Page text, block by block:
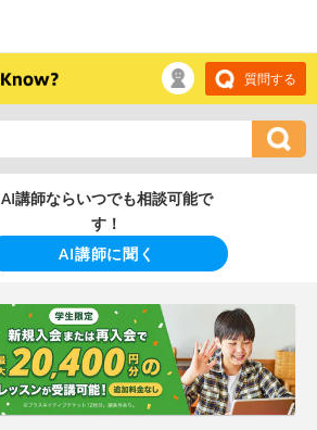
質問する
AI講師ならいつでも相談可能で
す！
AI講師に聞く